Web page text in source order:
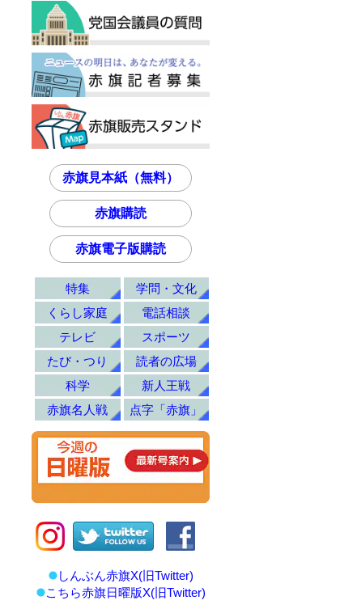
赤旗見本紙（無料）
赤旗購読
赤旗電子版購読
特集
学問・文化
くらし家庭
電話相談
テレビ
スポーツ
たび・つり
読者の広場
科学
新人王戦
赤旗名人戦
点字「赤旗」
しんぶん赤旗X(旧Twitter)
こちら赤旗日曜版X(旧Twitter)